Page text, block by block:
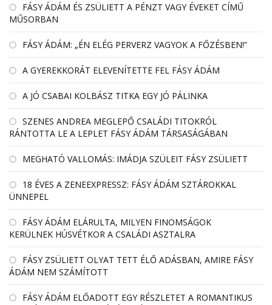
FÁSY ÁDÁM ÉS ZSÜLIETT A PÉNZT VAGY ÉVEKET CÍMŰ
MŰSORBAN
FÁSY ÁDÁM: „ÉN ELÉG PERVERZ VAGYOK A FŐZÉSBEN!”
A GYEREKKORÁT ELEVENÍTETTE FEL FÁSY ÁDÁM
A JÓ CSABAI KOLBÁSZ TITKA EGY JÓ PÁLINKA
SZENES ANDREA MEGLEPŐ CSALÁDI TITOKRÓL
RÁNTOTTA LE A LEPLET FÁSY ÁDÁM TÁRSASÁGÁBAN
MEGHATÓ VALLOMÁS: IMÁDJA SZÜLEIT FÁSY ZSÜLIETT
18 ÉVES A ZENEEXPRESSZ: FÁSY ÁDÁM SZTÁROKKAL
ÜNNEPEL
FÁSY ÁDÁM ELÁRULTA, MILYEN FINOMSÁGOK
KERÜLNEK HÚSVÉTKOR A CSALÁDI ASZTALRA
FÁSY ZSÜLIETT OLYAT TETT ÉLŐ ADÁSBAN, AMIRE FÁSY
ÁDÁM NEM SZÁMÍTOTT
FÁSY ÁDÁM ELŐADOTT EGY RÉSZLETET A ROMANTIKUS